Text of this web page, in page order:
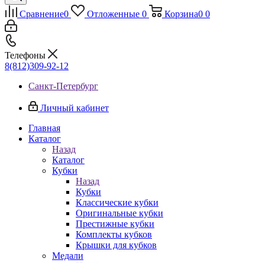
Сравнение0 Отложенные 0 Корзина0 0
Телефоны
8(812)309-92-12
Санкт-Петербург
Личный кабинет
Главная
Каталог
Назад
Каталог
Кубки
Назад
Кубки
Классические кубки
Оригинальные кубки
Престижные кубки
Комплекты кубков
Крышки для кубков
Медали